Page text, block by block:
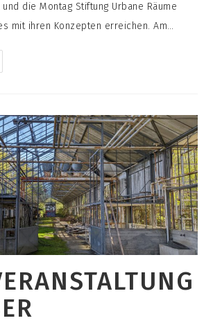
die Montag Stiftung Urbane Räume
mit ihren Konzepten erreichen. Am…